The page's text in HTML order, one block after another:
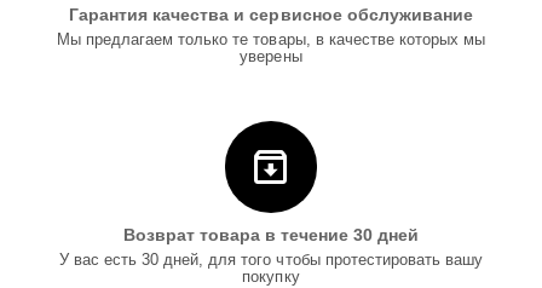
Гарантия качества и сервисное обслуживание
Мы предлагаем только те товары, в качестве которых мы
уверены
Возврат товара в течение 30 дней
У вас есть 30 дней, для того чтобы протестировать вашу
покупку